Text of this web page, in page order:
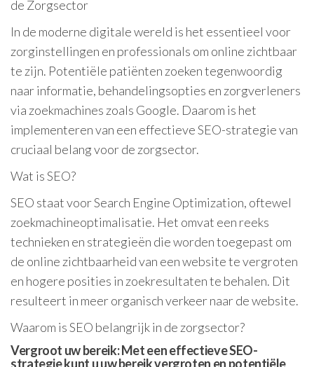
de Zorgsector
In de moderne digitale wereld is het essentieel voor
zorginstellingen en professionals om online zichtbaar
te zijn. Potentiële patiënten zoeken tegenwoordig
naar informatie, behandelingsopties en zorgverleners
via zoekmachines zoals Google. Daarom is het
implementeren van een effectieve SEO-strategie van
cruciaal belang voor de zorgsector.
Wat is SEO?
SEO staat voor Search Engine Optimization, oftewel
zoekmachineoptimalisatie. Het omvat een reeks
technieken en strategieën die worden toegepast om
de online zichtbaarheid van een website te vergroten
en hogere posities in zoekresultaten te behalen. Dit
resulteert in meer organisch verkeer naar de website.
Waarom is SEO belangrijk in de zorgsector?
Vergroot uw bereik: Met een effectieve SEO-
strategie kunt u uw bereik vergroten en potentiële